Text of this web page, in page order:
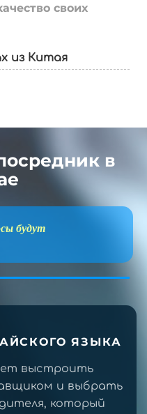
своих
из Китая
в
будут
ЯЗЫКА
выстроить
и выбрать
который